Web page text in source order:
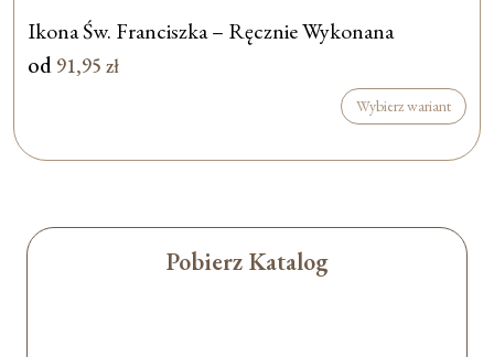
Ikona Św. Franciszka – Ręcznie Wykonana
od 91,95 zł
Wybierz wariant
Pobierz Katalog